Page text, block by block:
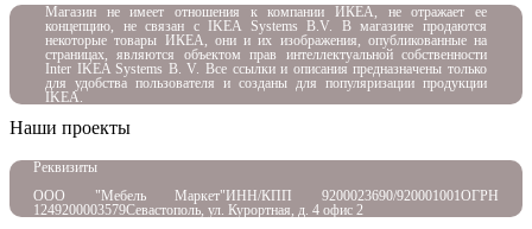
Магазин не имеет отношения к компании ИКЕА, не отражает ее
концепцию, не связан с
IKEA Systems B.V. В магазине продаются
некоторые товары ИКЕА, они и их изображения, опубликованные на
страницах, являются объектом прав интеллектуальной собственности
Inter IKEA Systems B. V. Все ссылки и описания предназначены только
для удобства пользователя и созданы для популяризации продукции
IKEA.
Наши проекты
Реквизиты
ООО "Мебель Маркет"ИНН/КПП 9200023690/920001001ОГРН
1249200003579Севастополь, ул. Курортная, д. 4 офис 2